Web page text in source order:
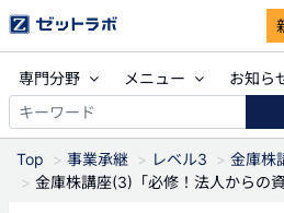
専門分野 メニュー
お知ら
Top 事業承継 レベル3
金庫株
金庫株講座(3)「必修！法人からの